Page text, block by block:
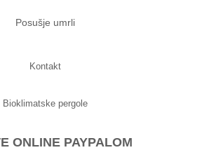
Posušje umrli
Kontakt
Bioklimatske pergole
ONLINE PAYPALOM